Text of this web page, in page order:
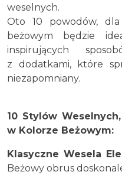
weselnych.
Oto 10 powodów,
beżowym będzie
inspirujących
z dodatkami, które
niezapomniany.
10 Stylów
w Kolorze Beżowym:
Klasyczne Wesela
Beżowy obrus